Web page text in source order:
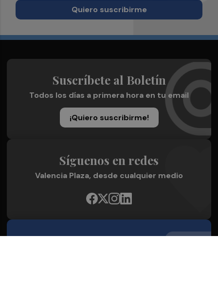
Quiero suscribirme
Suscríbete al Boletín
Todos los días a primera hora en tu email
¡Quiero suscribirme!
Síguenos en redes
Valencia Plaza, desde cualquier medio
Quienes Somos